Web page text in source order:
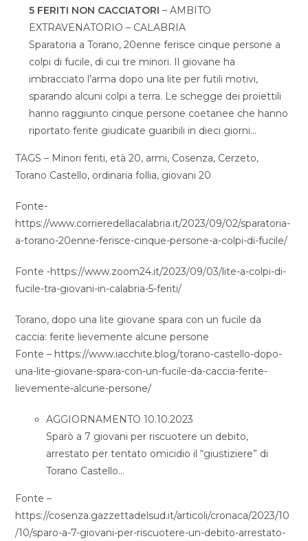
5 FERITI NON CACCIATORI – AMBITO
EXTRAVENATORIO – CALABRIA
Sparatoria a Torano, 20enne ferisce cinque persone a
colpi di fucile, di cui tre minori. Il giovane ha
imbracciato l’arma dopo una lite per futili motivi,
sparando alcuni colpi a terra. Le schegge dei proiettili
hanno raggiunto cinque persone coetanee che hanno
riportato ferite giudicate guaribili in dieci giorni…
TAGS – Minori feriti, età 20, armi, Cosenza, Cerzeto,
Torano Castello, ordinaria follia, giovani 20
Fonte-
https://www.corrieredellacalabria.it/2023/09/02/sparatoria-
a-torano-20enne-ferisce-cinque-persone-a-colpi-di-fucile/
Fonte -https://www.zoom24.it/2023/09/03/lite-a-colpi-di-
fucile-tra-giovani-in-calabria-5-feriti/
Torano, dopo una lite giovane spara con un fucile da
caccia: ferite lievemente alcune persone
Fonte – https://www.iacchite.blog/torano-castello-dopo-
una-lite-giovane-spara-con-un-fucile-da-caccia-ferite-
lievemente-alcune-persone/
AGGIORNAMENTO 10.10.2023
Sparò a 7 giovani per riscuotere un debito,
arrestato per tentato omicidio il “giustiziere” di
Torano Castello…
Fonte –
https://cosenza.gazzettadelsud.it/articoli/cronaca/2023/10
/10/sparo-a-7-giovani-per-riscuotere-un-debito-arrestato-